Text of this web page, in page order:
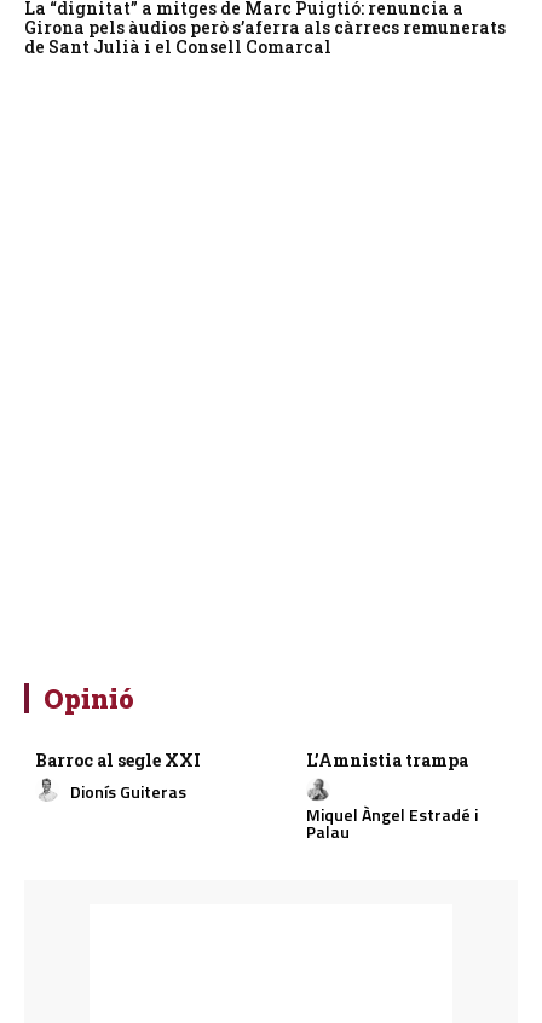
La “dignitat” a mitges de Marc Puigtió: renuncia a
Girona pels àudios però s’aferra als càrrecs remunerats
de Sant Julià i el Consell Comarcal
Opinió
Barroc al segle XXI
Dionís Guiteras
L’Amnistia trampa
Miquel Àngel Estradé i
Palau